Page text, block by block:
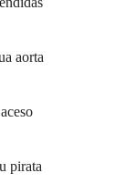
aorta
pirata